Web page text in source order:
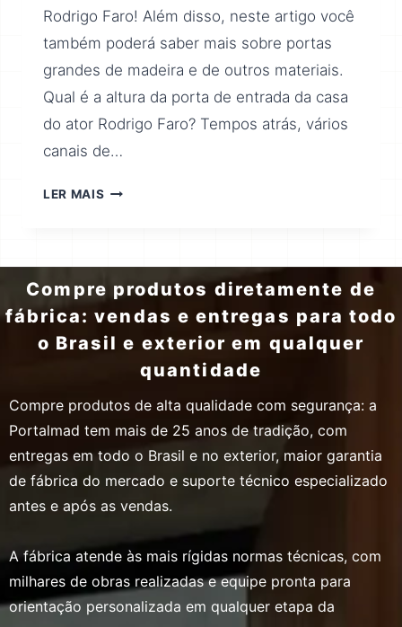
Rodrigo Faro! Além disso, neste artigo você
também poderá saber mais sobre portas
grandes de madeira e de outros materiais.
Qual é a altura da porta de entrada da casa
do ator Rodrigo Faro? Tempos atrás, vários
canais de…
LER MAIS
Compre produtos diretamente de
fábrica: vendas e entregas para todo
o Brasil e exterior em qualquer
quantidade
Compre produtos de alta qualidade com segurança: a
Portalmad tem mais de 25 anos de tradição, com
entregas em todo o Brasil e no exterior, maior garantia
de fábrica do mercado e suporte técnico especializado
antes e após as vendas.
A fábrica atende às mais rígidas normas técnicas, com
milhares de obras realizadas e equipe pronta para
orientação personalizada em qualquer etapa da